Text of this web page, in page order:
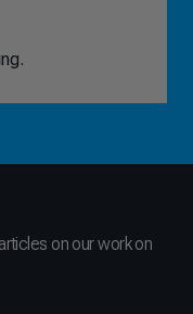
on our work on